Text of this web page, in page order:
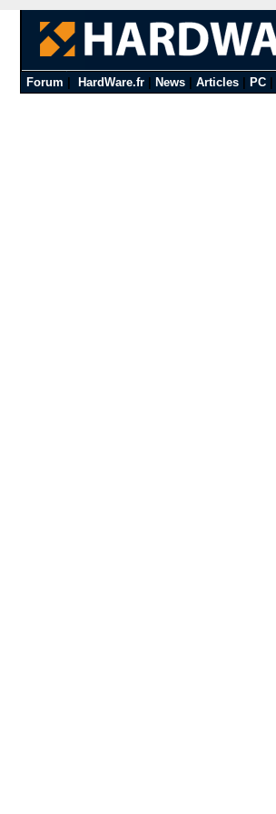
Forum HardWare.fr| News| Articles| PC|